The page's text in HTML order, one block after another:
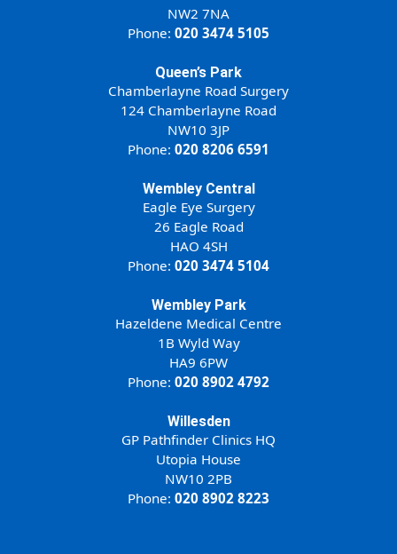
NW2 7NA
Phone: 020 3474 5105
Queen’s Park
Chamberlayne Road Surgery
124 Chamberlayne Road
NW10 3JP
Phone: 020 8206 6591
Wembley Central
Eagle Eye Surgery
26 Eagle Road
HAO 4SH
Phone: 020 3474 5104
Wembley Park
Hazeldene Medical Centre
1B Wyld Way
HA9 6PW
Phone: 020 8902 4792
Willesden
GP Pathfinder Clinics HQ
Utopia House
NW10 2PB
Phone: 020 8902 8223